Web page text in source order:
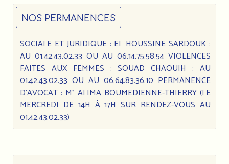
NOS PERMANENCES
SOCIALE ET JURIDIQUE : EL HOUSSINE SARDOUK :
AU 01.42.43.02.33 OU AU 06.14.75.58.54 VIOLENCES
FAITES AUX FEMMES : SOUAD CHAOUIH : AU
01.42.43.02.33 OU AU 06.64.83.36.10 PERMANENCE
D’AVOCAT : M° ALIMA BOUMEDIENNE-THIERRY (LE
MERCREDI DE 14H À 17H SUR RENDEZ-VOUS AU
01.42.43.02.33)